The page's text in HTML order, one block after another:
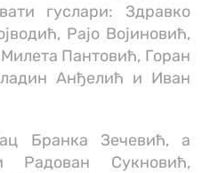
гуслари: Здравко
Рајо Војиновић,
Пантовић, Горан
Анђелић и Иван
Бранка Зечевић, а
Радован Сукновић,